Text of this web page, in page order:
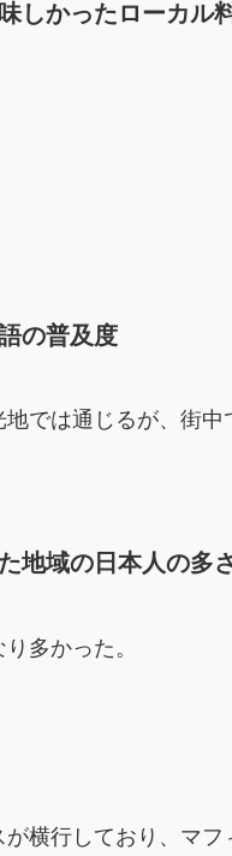
しかったローカル
の普及度
では通じるが、街中
地域の日本人の多
多かった。
が横行しており、マ